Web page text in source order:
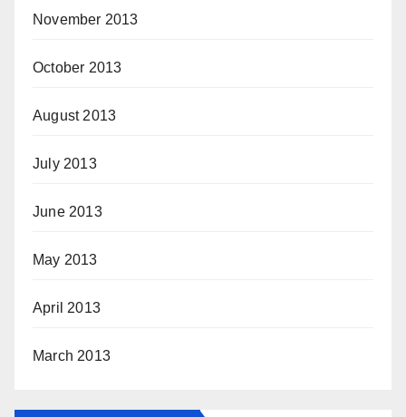
November 2013
October 2013
August 2013
July 2013
June 2013
May 2013
April 2013
March 2013